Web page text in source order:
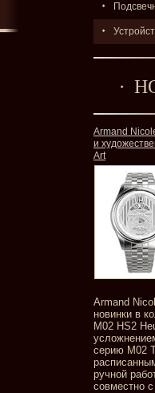
Armand
и
Art
Armand
новинки в
M02 HS2
серию M02
ручной
совместно